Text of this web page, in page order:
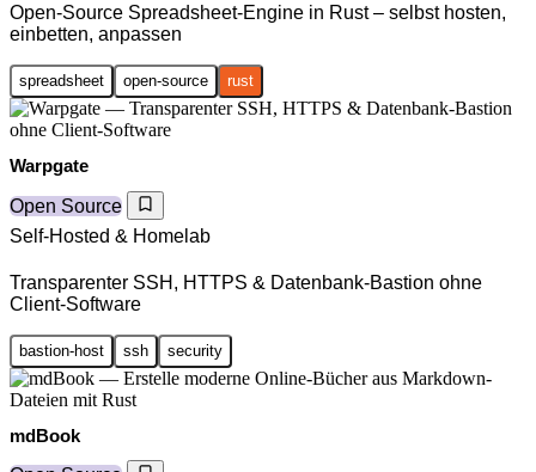
Open-Source Spreadsheet-Engine in Rust – selbst hosten,
einbetten, anpassen
spreadsheet open-source rust
Warpgate
Open Source
Self-Hosted & Homelab
Transparenter SSH, HTTPS & Datenbank-Bastion ohne
Client-Software
bastion-host ssh security
mdBook